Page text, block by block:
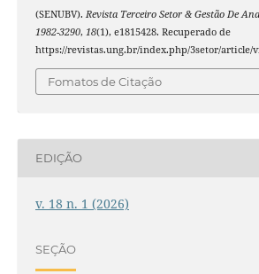
(SENUBV). Revista Terceiro Setor & Gestão De
1982-3290, 18(1), e1815428. Recuperado de
https://revistas.ung.br/index.php/3setor/article/
Fomatos de Citação
EDIÇÃO
v. 18 n. 1 (2026)
SEÇÃO